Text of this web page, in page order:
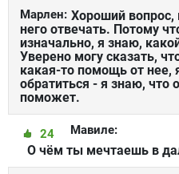
Марлен: Хороший вопрос,
него отвечать. Потому
изначально, я знаю,
Уверено могу сказать,
какая-то помощь от нее,
обратиться - я знаю,
поможет.
Мавиле:
24
О чём ты мечтаешь в